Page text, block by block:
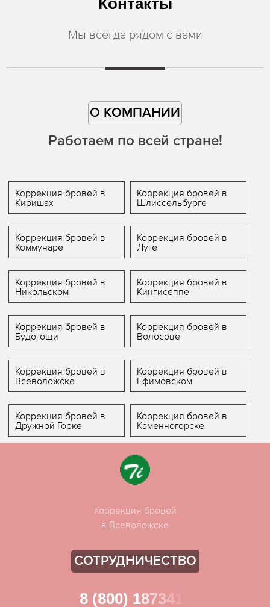
Мы всегда рядом с вами
О КОМПАНИИ
Работаем по всей стране!
Коррекция бровей в
Киришах
Коррекция бровей в
Шлиссельбурге
Коррекция бровей в
Коммунаре
Коррекция бровей в
Луге
Коррекция бровей в
Никольском
Коррекция бровей в
Кингисеппе
Коррекция бровей в
Будогощи
Коррекция бровей в
Волосове
Коррекция бровей в
Всеволожске
Коррекция бровей в
Ефимовском
Коррекция бровей в
Дружной Горке
Коррекция бровей в
Каменногорске
Коррекция бровей
в Всеволожске
СОТРУДНИЧЕСТВО
8 (800) 1873411